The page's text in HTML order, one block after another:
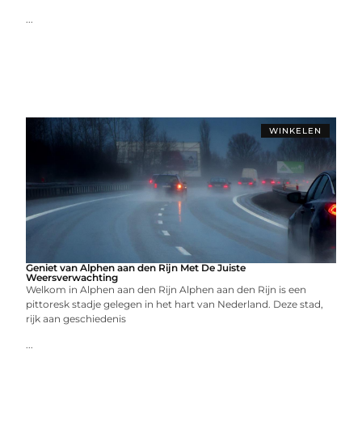
...
WINKELEN
Geniet van Alphen aan den Rijn Met De Juiste
Weersverwachting
Welkom in Alphen aan den Rijn Alphen aan den Rijn is een
pittoresk stadje gelegen in het hart van Nederland. Deze stad,
rijk aan geschiedenis
...